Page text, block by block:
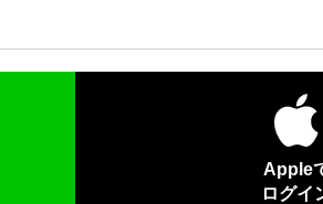
Apple
ログイ